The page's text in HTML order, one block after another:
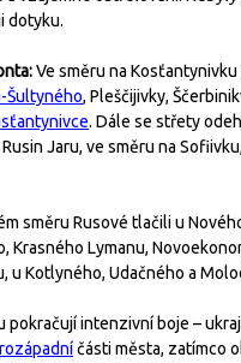
dotyku.
Ve směru na
Šultyného, Pleščijivky,
. Dále se střety
Jaru, ve směru na
směru Rusové tlačili u
Krasného Lymanu,
u Kotlyného, Udačného a
pokračují intenzivní boje –
části města, zatímco